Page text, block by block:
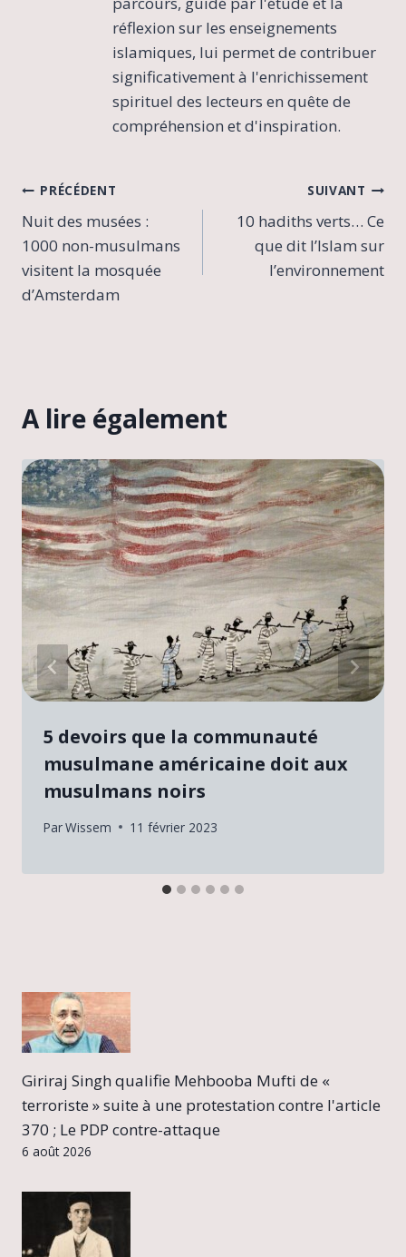
réflexion sur les enseignements
islamiques, lui permet de contribuer
significativement à l'enrichissement
spirituel des lecteurs en quête de
compréhension et d'inspiration.
Navigation
de
l’article
PRÉCÉDENT
Nuit des musées :
1000 non-musulmans
visitent la mosquée
d’Amsterdam
SUIVANT
10 hadiths verts… Ce
que dit l’Islam sur
l’environnement
A lire également
5 devoirs que la communauté
musulmane américaine doit aux
musulmans noirs
ParWissem 11 février 2023
Giriraj Singh qualifie Mehbooba Mufti de «
terroriste » suite à une protestation contre l'article
370 ; Le PDP contre-attaque
6 août 2026